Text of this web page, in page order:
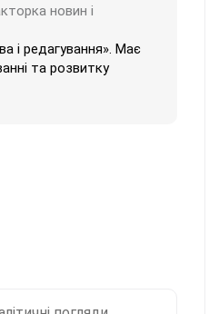
новин і
і редагування». Має
та розвитку